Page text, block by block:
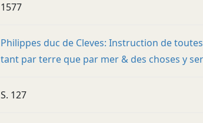
1577
Philippes duc de Cleves: Instruction de
tant par terre que par mer & des choses y
S. 127